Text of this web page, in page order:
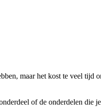
maar het kost te veel tijd
of de onderdelen die